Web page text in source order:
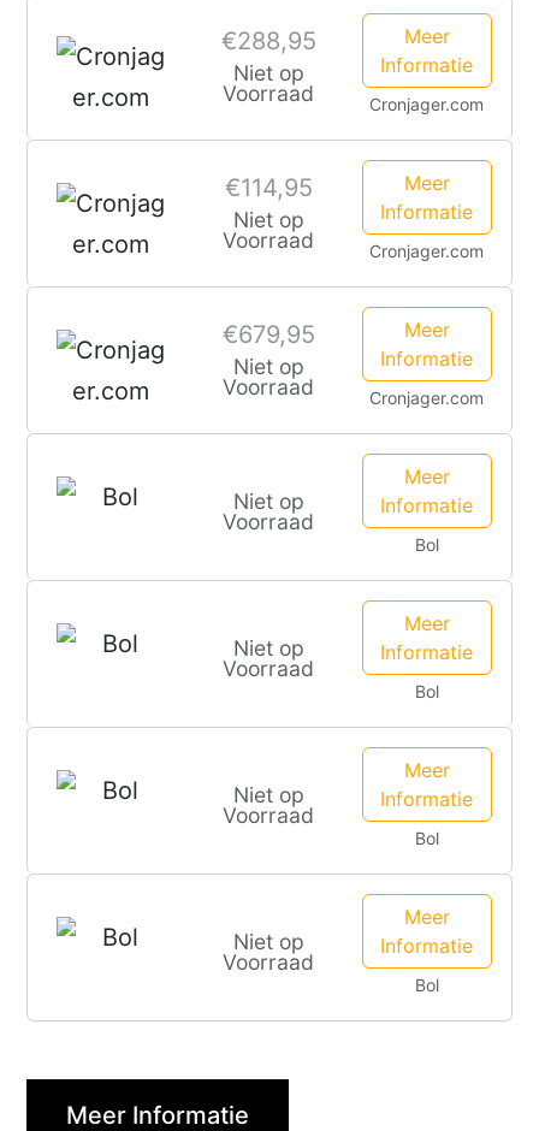
€288,95
Niet op
Voorraad
Meer
Informatie
Cronjager.com
€114,95
Niet op
Voorraad
Meer
Informatie
Cronjager.com
€679,95
Niet op
Voorraad
Meer
Informatie
Cronjager.com
Niet op
Voorraad
Meer
Informatie
Bol
Niet op
Voorraad
Meer
Informatie
Bol
Niet op
Voorraad
Meer
Informatie
Bol
Niet op
Voorraad
Meer
Informatie
Bol
Meer Informatie